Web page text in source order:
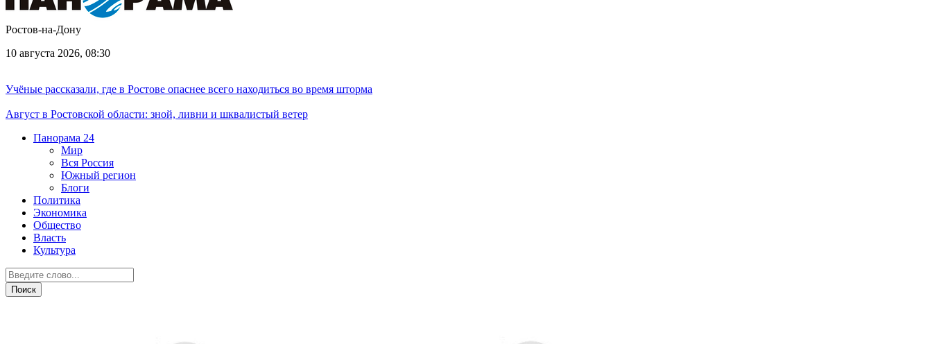
Ростов-на-Дону
10 августа 2026, 08:30
Учёные рассказали, где в Ростове опаснее всего находиться во время шторма
Август в Ростовской области: зной, ливни и шквалистый ветер
Панорама 24
Мир
Вся Россия
Южный регион
Блоги
Политика
Экономика
Общество
Власть
Культура